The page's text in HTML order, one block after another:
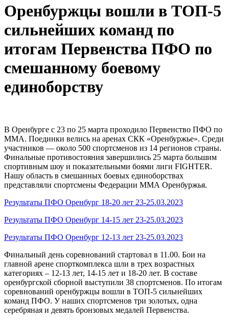
Оренбуржцы вошли в ТОП-5
сильнейших команд по
итогам Первенства ПФО по
смешанному боевому
единоборству
В Оренбурге с 23 по 25 марта проходило Первенство ПФО по
ММА. Поединки велись на аренах СКК «Оренбуржье». Среди
участников — около 500 спортсменов из 14 регионов страны.
Финальные противостояния завершились 25 марта большим
спортивным шоу и показательными боями лиги FIGHTER.
Нашу область в смешанных боевых единоборствах
представляли спортсмены Федерации ММА Оренбуржья.
Результаты ПФО Оренбург 18-20 лет 23-25.03.2023
Результаты ПФО Оренбург 14-15 лет 23-25.03.2023
Результаты ПФО Оренбург 12-13 лет 23-25.03.2023
Финальный день соревнований стартовал в 11.00. Бои на
главной арене спорткомплекса шли в трех возрастных
категориях – 12-13 лет, 14-15 лет и 18-20 лет. В составе
оренбургской сборной выступили 38 спортсменов. По итогам
соревнований оренбуржцы вошли в ТОП-5 сильнейших
команд ПФО. У наших спортсменов три золотых, одна
серебряная и девять бронзовых медалей Первенства.